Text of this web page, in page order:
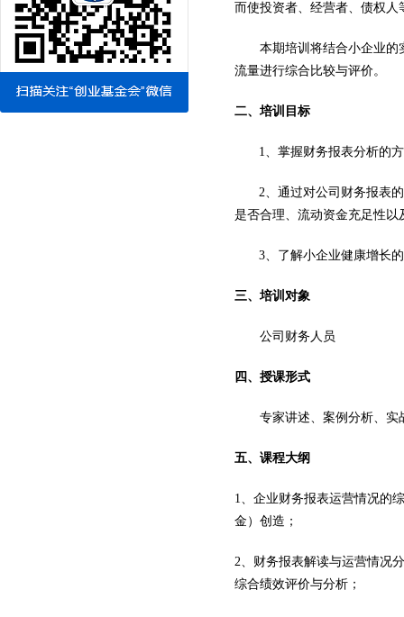
而使投资者、经营者、债权
本期培训将结合小企业的
流量进行综合比较与评价。
二、培训目标
1、掌握财务报表分析的
2、通过对公司财务报表
是否合理、流动资金充足性
3、了解小企业健康增长
三、培训对象
公司财务人员
四、授课形式
专家讲述、案例分析、实
五、课程大纲
1、 企业财务报表运营情况的
金）创造；
2、 财务报表解读与运营情况
综合绩效评价与分析；